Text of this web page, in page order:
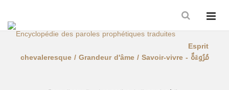
Esprit
chevaleresque / Grandeur d'âme / Savoir-vivre - مُرُوءَةٌ